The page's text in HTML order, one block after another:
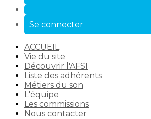
Se connecter
ACCUEIL
Vie du site
Découvrir l'AFSI
Liste des adhérents
Métiers du son
L'équipe
Les commissions
Nous contacter